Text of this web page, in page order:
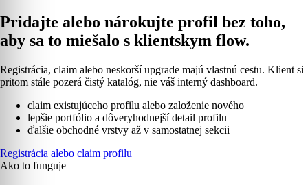
Pridajte alebo nárokujte profil bez toho,
aby sa to miešalo s klientskym flow.
Registrácia, claim alebo neskorší upgrade majú vlastnú cestu. Klient si
pritom stále pozerá čistý katalóg, nie váš interný dashboard.
claim existujúceho profilu alebo založenie nového
lepšie portfólio a dôveryhodnejší detail profilu
ďalšie obchodné vrstvy až v samostatnej sekcii
Registrácia alebo claim profilu
Ako to funguje